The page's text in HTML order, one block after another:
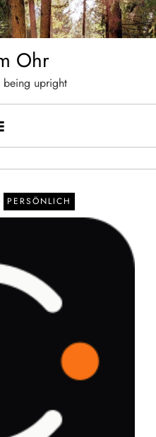
Ohr
being upright
PERSÖNLICH